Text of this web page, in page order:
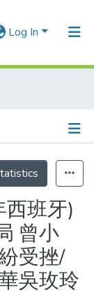
Log In
班牙)
曾小
受挫/
吳玫玲